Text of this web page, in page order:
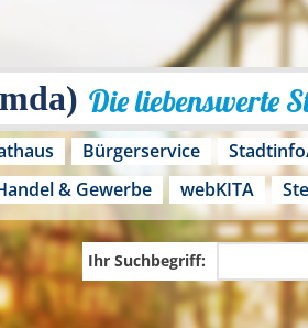
Die liebenswerte
Bürgerservice
& Gewerbe webKITA
Ihr Suchbegriff: